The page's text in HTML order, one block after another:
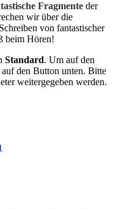
Fragmente der
wir über die
von fantastischer
beim Hören!
Standard. Um auf den
den Button unten. Bitte
weitergegeben werden.